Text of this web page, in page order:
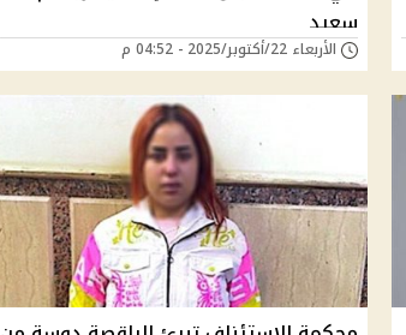
سعيد
الأربعاء 22/أكتوبر/2025 - 04:52 م